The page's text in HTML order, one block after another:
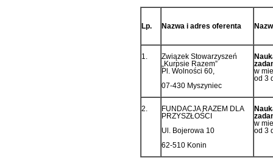
Lp. Nazwa i adres oferenta
1.
Związek Stowarzyszeń
„Kurpsie Razem”
Pl. Wolności 60,
07-430 Myszyniec
w
od 3
2.
FUNDACJA RAZEM DLA
PRZYSZŁOŚCI
Ul. Bojerowa 10
62-510 Konin
w
od 3